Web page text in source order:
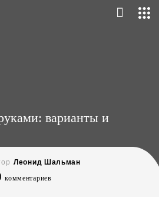
варианты и
Леонид Шальман
комментариев